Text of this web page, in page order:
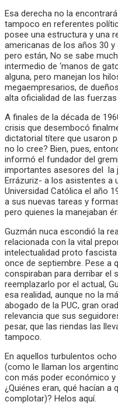
Esa derecha no la
tampoco en referentes
posee una estructura y una
americanas de los años 30
pero están, No se sabe
intermedio de ‘manos de
alguna, pero manejan los
megaempresarios, de
alta oficialidad de las
A finales de la década de
crisis que desembocó
dictatorial títere que usaron
no lo cree? Bien, pues,
informó el fundador del
importantes asesores del la
Errázuriz- a los asistentes a
Universidad Católica el año
a sus nuevas tareas y
pero quienes la manejaban
Guzmán nuca escondió la
relacionada con la vital
intelectualidad proto
once de septiembre. Pese a
conspiraban para derribar el
reemplazarlo por el actual,
esa realidad, aunque no la
abogado de la PUC, gran
relevancia que sus
pesar, que las riendas las
tampoco.
En aquellos turbulentos
(como le llaman los
con más poder económico
¿Quiénes eran, qué hacían a
complotar)? Helos aquí.